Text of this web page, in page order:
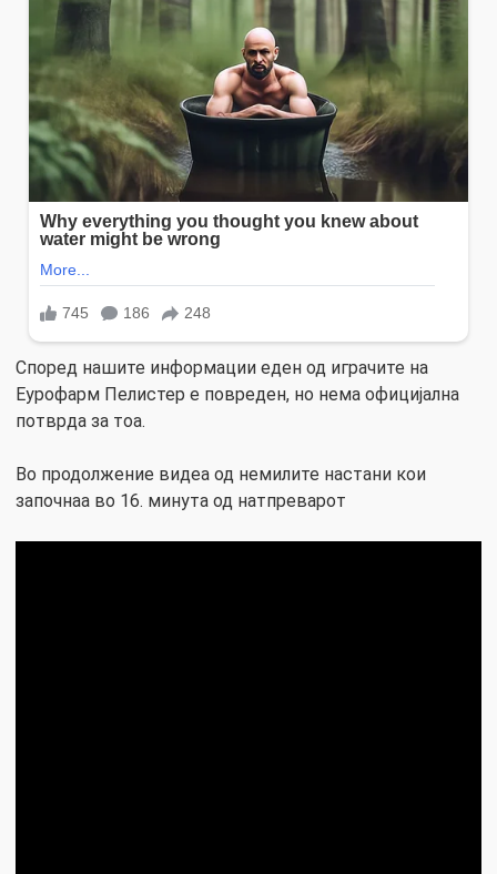
Според нашите информации еден од играчите на
Еурофарм Пелистер е повреден, но нема официјална
потврда за тоа.
Во продолжение видеа од немилите настани кои
започнаа во 16. минута од натпреварот